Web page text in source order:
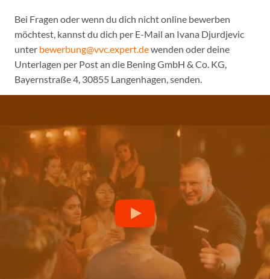
Bei Fragen oder wenn du dich nicht online bewerben
möchtest, kannst du dich per E-Mail an Ivana Djurdjevic
unter bewerbung@vvc.expert.dewenden oder deine
Unterlagen per Post an die Bening GmbH & Co. KG,
Bayernstraße 4, 30855 Langenhagen, senden.